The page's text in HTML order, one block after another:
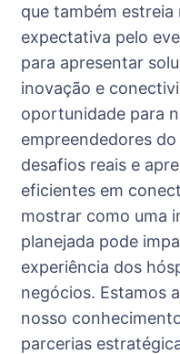
que também
expectativa pelo
para apresentar
inovação e
oportunidade para
empreendedores
desafios reais e
eficientes em
mostrar como uma
planejada pode
experiência dos
negócios. Estamos
nosso
parcerias